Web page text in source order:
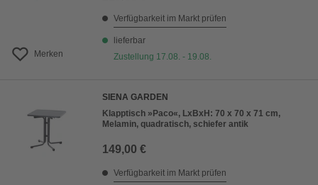
Merken
Verfügbarkeit im Markt prüfen
lieferbar
Zustellung 17.08. - 19.08.
SIENA GARDEN
Klapptisch »Paco«, LxBxH: 70 x 70 x 71 cm,
Melamin, quadratisch, schiefer antik
149,00 €
Verfügbarkeit im Markt prüfen